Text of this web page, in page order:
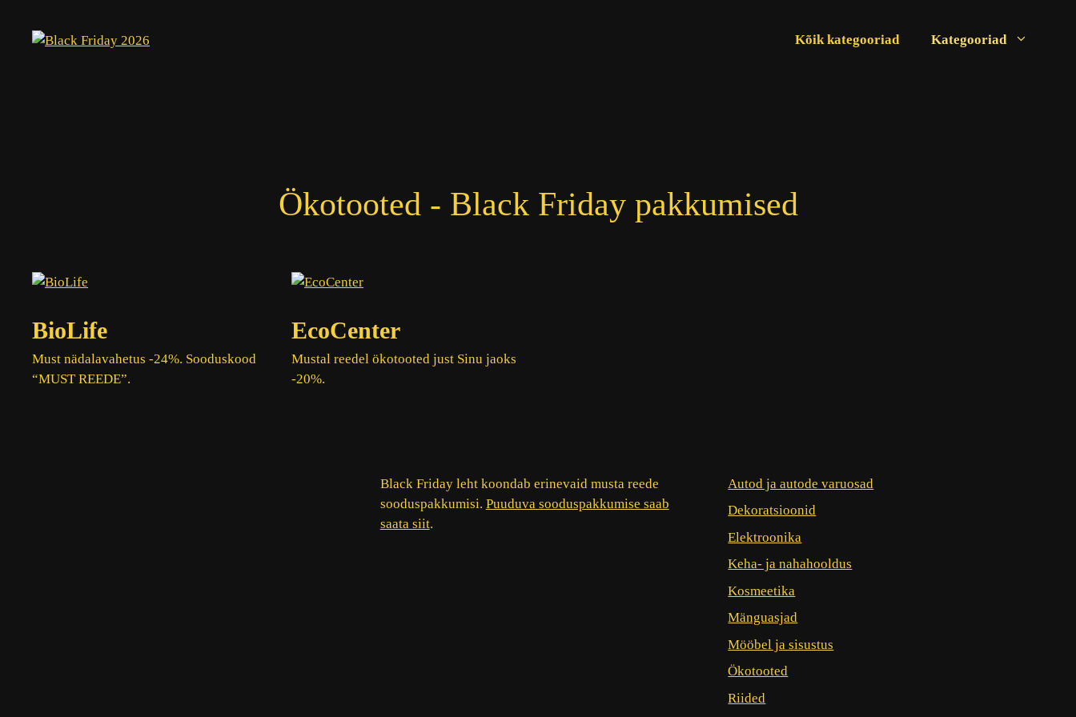
Kõik kategooriad Kategooriad
Ökotooted - Black Friday pakkumised
BioLife
Must nädalavahetus -24%. Sooduskood
“MUST REEDE”.
EcoCenter
Mustal reedel ökotooted just Sinu jaoks
-20%.
Black Friday leht koondab erinevaid musta reede
sooduspakkumisi. Puuduva sooduspakkumise saab
saata siit.
Autod ja autode varuosad
Dekoratsioonid
Elektroonika
Keha- ja nahahooldus
Kosmeetika
Mänguasjad
Mööbel ja sisustus
Ökotooted
Riided